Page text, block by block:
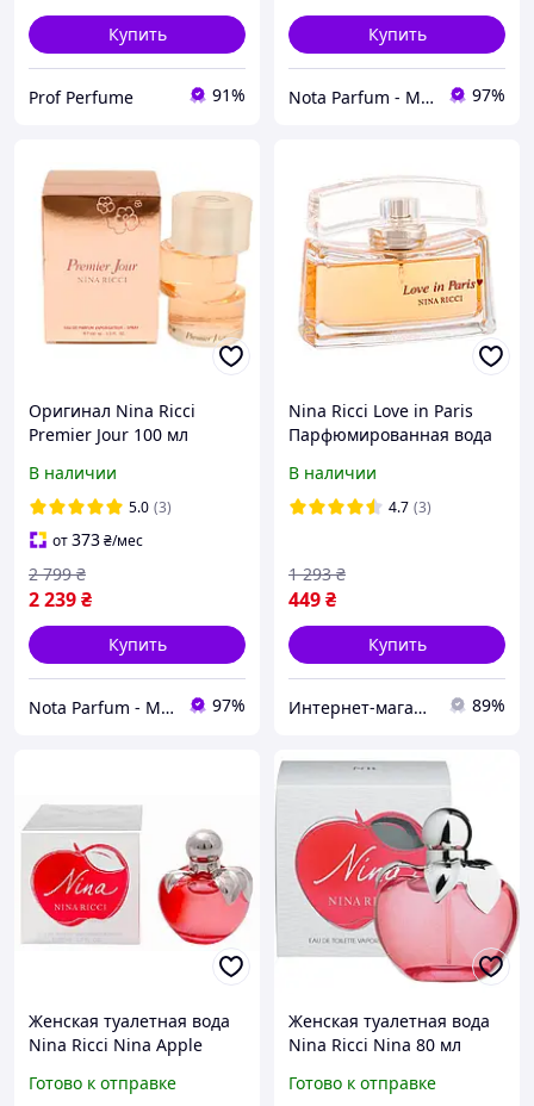
Купить
Prof Perfume 91%
Купить
Nota Parfum - Магазин оригинальной парфюмерии оптом и в розницу 97%
Оригинал Nina Ricci
Premier Jour 100 мл
В наличии
5.0 (3)
от373₴/мес
2 239₴
2 799 ₴
Купить
Nota Parfum - Магазин оригинальной парфюмерии оптом и в розницу 97%
Nina Ricci Love in Paris
Парфюмированная вода
Париж )
В наличии
4.7 (3)
449₴
1 293 ₴
Купить
Интернет-магазин «ParfumCity» 89%
Женская туалетная вода
Nina Ricci Nina Apple
Готово к отправке
Женская туалетная вода
Nina Ricci Nina 80 мл
Готово к отправке